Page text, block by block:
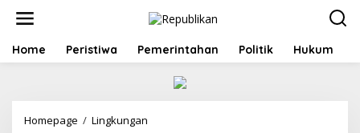
t
Home Peristiwa Pemerintahan Politik Hukum
Homepage / Lingkungan